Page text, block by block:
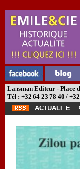
Lansman Editeur - Place
Tél : +32 64 23 78 40 /
ACTUALITE